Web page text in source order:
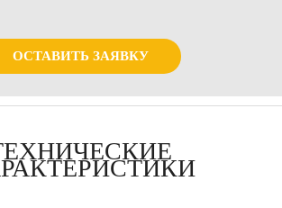
ОСТАВИТЬ ЗАЯВКУ